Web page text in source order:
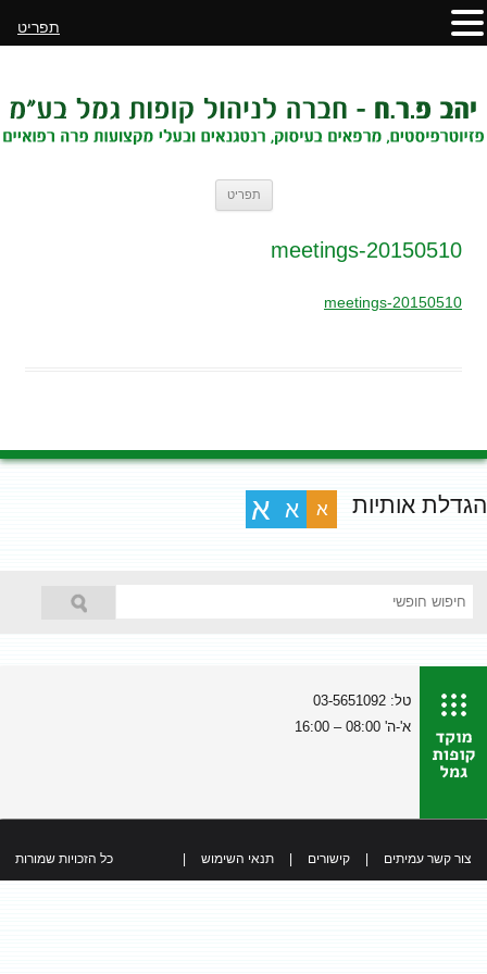
תפריט
20150510-meetings
20150510-meetings
הגדלת אותיות א א א
טל: 03-5651092
א'-ה' 08:00 – 16:00
צור קשר עמיתים קישורים תנאי השימוש כל הזכויות שמורות
תפריט